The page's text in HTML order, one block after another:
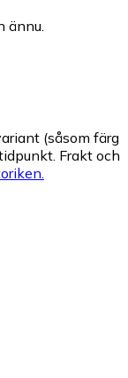
ännu.
(såsom färg
Frakt och